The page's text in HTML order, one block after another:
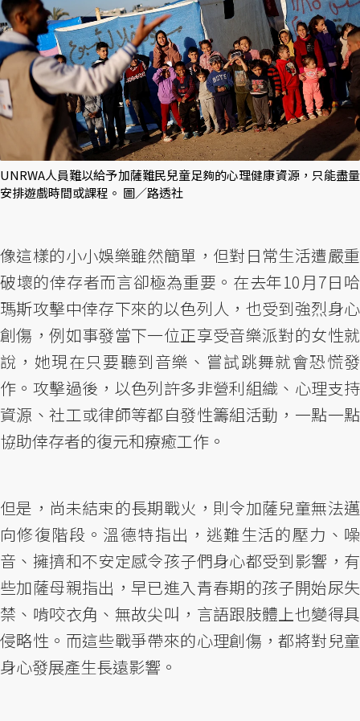
UNRWA人員難以給予加薩難民兒童足夠的心理健康資源，只能盡量
安排遊戲時間或課程。 圖／路透社
像這樣的小小娛樂雖然簡單，但對日常生活遭嚴重
破壞的倖存者而言卻極為重要。在去年10月7日哈
瑪斯攻擊中倖存下來的以色列人，也受到強烈身心
創傷，例如事發當下一位正享受音樂派對的女性就
說，她現在只要聽到音樂、嘗試跳舞就會恐慌發
作。攻擊過後，以色列許多非營利組織、心理支持
資源、社工或律師等都自發性籌組活動，一點一點
協助倖存者的復元和療癒工作。
但是，尚未結束的長期戰火，則令加薩兒童無法邁
向修復階段。溫德特指出，逃難生活的壓力、噪
音、擁擠和不安定感令孩子們身心都受到影響，有
些加薩母親指出，早已進入青春期的孩子開始尿失
禁、啃咬衣角、無故尖叫，言語跟肢體上也變得具
侵略性。而這些戰爭帶來的心理創傷，都將對兒童
身心發展產生長遠影響。